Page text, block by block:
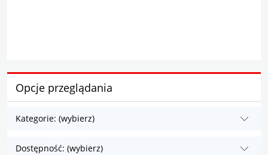
Opcje przeglądania
Kategorie: (wybierz)
Dostępność: (wybierz)